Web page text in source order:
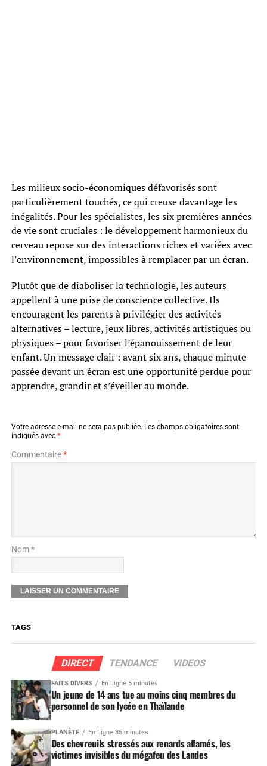
Les milieux socio-économiques défavorisés sont
particulièrement touchés, ce qui creuse davantage les
inégalités. Pour les spécialistes, les six premières années
de vie sont cruciales : le développement harmonieux du
cerveau repose sur des interactions riches et variées avec
l’environnement, impossibles à remplacer par un écran.
Plutôt que de diaboliser la technologie, les auteurs
appellent à une prise de conscience collective. Ils
encouragent les parents à privilégier des activités
alternatives – lecture, jeux libres, activités artistiques ou
physiques – pour favoriser l’épanouissement de leur
enfant. Un message clair : avant six ans, chaque minute
passée devant un écran est une opportunité perdue pour
apprendre, grandir et s’éveiller au monde.
Votre adresse e-mail ne sera pas publiée. Les champs obligatoires sont
indiqués avec *
Commentaire*
Nom *
TAGS
DIRECT TENDANCE VIDEOS
FAITS DIVERS En Ligne 5 minutes
Un jeune de 14 ans tue au moins cinq membres du
personnel de son lycée en Thaïlande
PLANÈTE En Ligne 35 minutes
Des chevreuils stressés aux renards affamés, les
victimes invisibles du mégafeu des Landes